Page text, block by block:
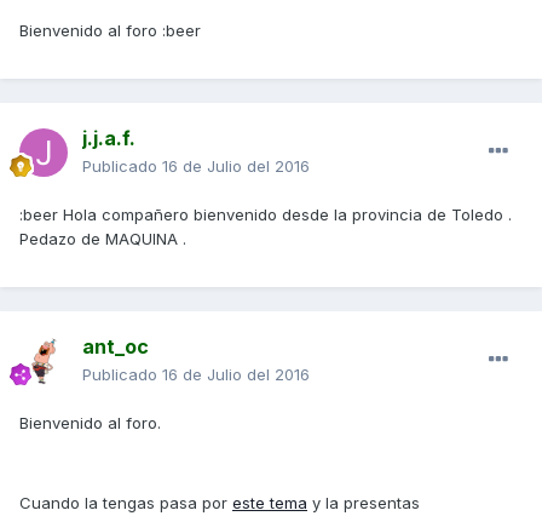
Bienvenido al foro :beer
j.j.a.f.
Publicado 16 de Julio del 2016
:beer Hola compañero bienvenido desde la provincia de Toledo .
Pedazo de MAQUINA .
ant_oc
Publicado 16 de Julio del 2016
Bienvenido al foro.
Cuando la tengas pasa por este tema y la presentas